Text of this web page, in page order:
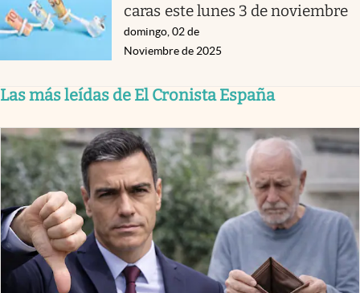
caras este lunes 3 de noviembre
domingo, 02 de
Noviembre de 2025
Las más leídas de El Cronista España